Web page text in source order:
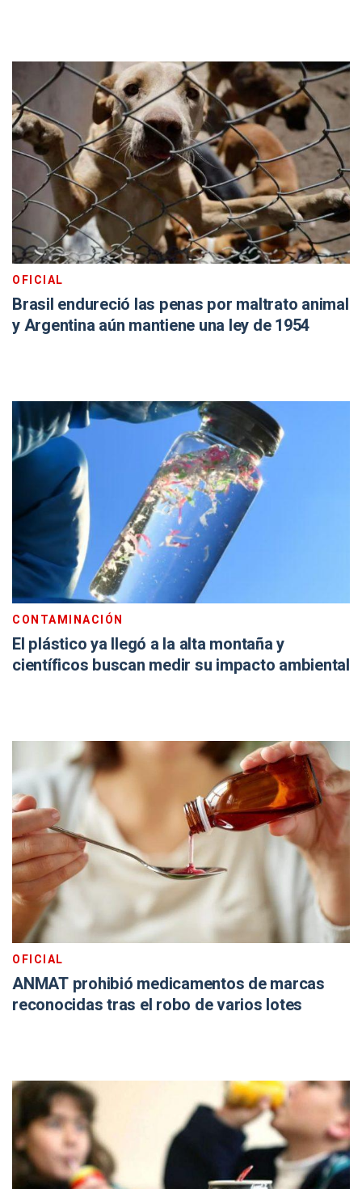
OFICIAL
Brasil endureció las penas por maltrato animal
y Argentina aún mantiene una ley de 1954
CONTAMINACIÓN
El plástico ya llegó a la alta montaña y
científicos buscan medir su impacto ambiental
OFICIAL
ANMAT prohibió medicamentos de marcas
reconocidas tras el robo de varios lotes